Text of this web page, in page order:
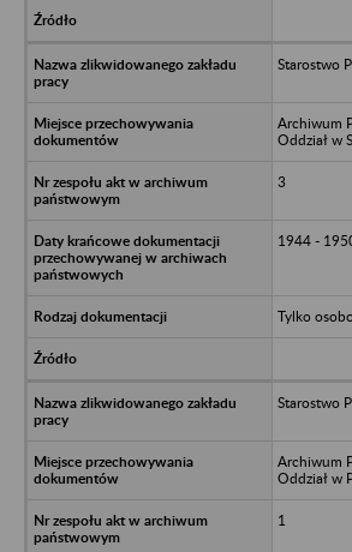
Starostwo
Archiwum
Oddział w
3
1944 -
Tylko
Starostwo
Archiwum
Oddział w
1